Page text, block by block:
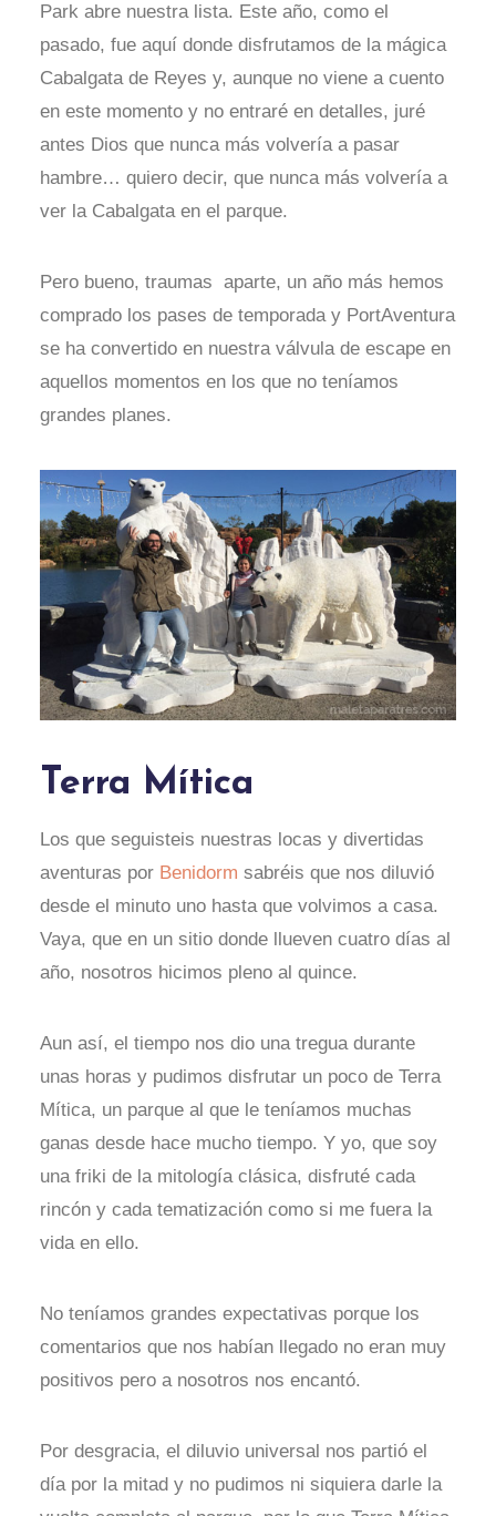
Park abre nuestra lista. Este año, como el
pasado, fue aquí donde disfrutamos de la mágica
Cabalgata de Reyes y, aunque no viene a cuento
en este momento y no entraré en detalles, juré
antes Dios que nunca más volvería a pasar
hambre… quiero decir, que nunca más volvería a
ver la Cabalgata en el parque.
Pero bueno, traumas aparte, un año más hemos
comprado los pases de temporada y PortAventura
se ha convertido en nuestra válvula de escape en
aquellos momentos en los que no teníamos
grandes planes.
Terra Mítica
Los que seguisteis nuestras locas y divertidas
aventuras por Benidorm sabréis que nos diluvió
desde el minuto uno hasta que volvimos a casa.
Vaya, que en un sitio donde llueven cuatro días al
año, nosotros hicimos pleno al quince.
Aun así, el tiempo nos dio una tregua durante
unas horas y pudimos disfrutar un poco de Terra
Mítica, un parque al que le teníamos muchas
ganas desde hace mucho tiempo. Y yo, que soy
una friki de la mitología clásica, disfruté cada
rincón y cada tematización como si me fuera la
vida en ello.
No teníamos grandes expectativas porque los
comentarios que nos habían llegado no eran muy
positivos pero a nosotros nos encantó.
Por desgracia, el diluvio universal nos partió el
día por la mitad y no pudimos ni siquiera darle la